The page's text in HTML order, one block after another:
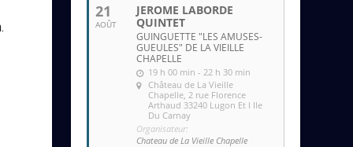
21
AOÛT
JEROME LABORDE
QUINTET
GUINGUETTE "LES AMUSES-
GUEULES" DE LA VIEILLE
CHAPELLE
19 h 00 min - 22 h 30 min
Château de La Vieille
Chapelle , 2 rue Florence
Arthaud 33240 Lugon Et l Ile
Du Carnay
Organisateur:
Chateau de La Vieille Chapelle